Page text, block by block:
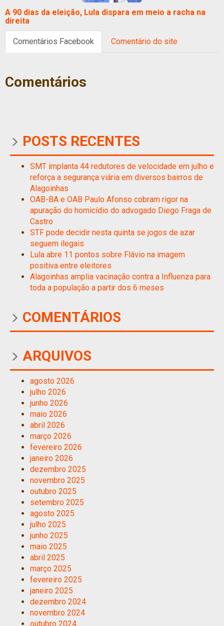
A 90 dias da eleição, Lula dispara em meio a racha na
direita
Comentários Facebook Comentário do site
Comentários
POSTS RECENTES
SMT implanta 44 redutores de velocidade em julho e
reforça a segurança viária em diversos bairros de
Alagoinhas
OAB-BA e OAB Paulo Afonso cobram rigor na
apuração do homicídio do advogado Diego Fraga de
Castro
STF pode decidir nesta quinta se jogos de azar
seguem ilegais
Lula abre 11 pontos sobre Flávio na imagem
positiva entre eleitores
Alagoinhas amplia vacinação contra a Influenza para
toda a população a partir dos 6 meses
COMENTÁRIOS
ARQUIVOS
agosto 2026
julho 2026
junho 2026
maio 2026
abril 2026
março 2026
fevereiro 2026
janeiro 2026
dezembro 2025
novembro 2025
outubro 2025
setembro 2025
agosto 2025
julho 2025
junho 2025
maio 2025
abril 2025
março 2025
fevereiro 2025
janeiro 2025
dezembro 2024
novembro 2024
outubro 2024